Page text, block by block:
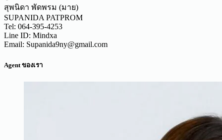
สุพนิดา พัดพรม (มาย)
SUPANIDA PATPROM
Tel: 064-395-4253
Line ID: Mindxa
Email: Supanida9ny@gmail.com
Agent ของเรา